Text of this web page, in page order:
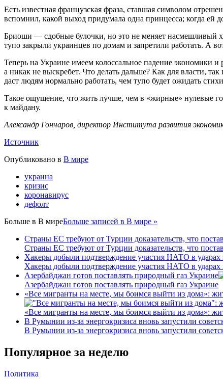
Есть известная французская фраза, ставшая символом
вспомнил, какой выход придумала одна принцесса; когда ей
Бриоши — сдобные булочки, но это не меняет насмешливый
тупо закрыли украинцев по домам и запретили работать. А
Теперь на Украине имеем колоссальное падение экономики
а никак не выскребет. Что делать дальше? Как для власти,
даст людям нормально работать, чем тупо будет ожидать
Такое ощущение, что жить лучше, чем в «жирные» нулевые
к майдану.
Александр Гончаров, директор Института развития
Источник
Опубликовано в В мире
украина
кризис
коронавирус
дефолт
Больше в В миреБольше записей в В мире »
Страны ЕС требуют от Турции доказательств, что
Страны ЕС требуют от Турции доказательств, что
Хакеры добыли подтверждение участия НАТО в ударах
Хакеры добыли подтверждение участия НАТО в ударах
Азербайджан готов поставлять природный газ Украине
Азербайджан готов поставлять природный газ Украине
«Все мигранты на месте, мы боимся выйти из дома»:
«Все мигранты на месте, мы боимся выйти из дома»:
В Румынии из-за энергокризиса вновь запустили
В Румынии из-за энергокризиса вновь запустили
Популярное за неделю
Политика